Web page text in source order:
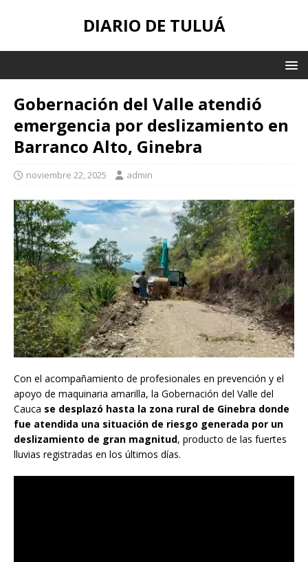
DIARIO DE TULUÁ
Gobernación del Valle atendió
emergencia por deslizamiento en
Barranco Alto, Ginebra
noviembre 22, 2025 admin
Con el acompañamiento de profesionales en prevención y el
apoyo de maquinaria amarilla, la Gobernación del Valle del
Cauca se desplazó hasta la zona rural de Ginebra donde
fue atendida una situación de riesgo generada por un
deslizamiento de gran magnitud, producto de las fuertes
lluvias registradas en los últimos días.